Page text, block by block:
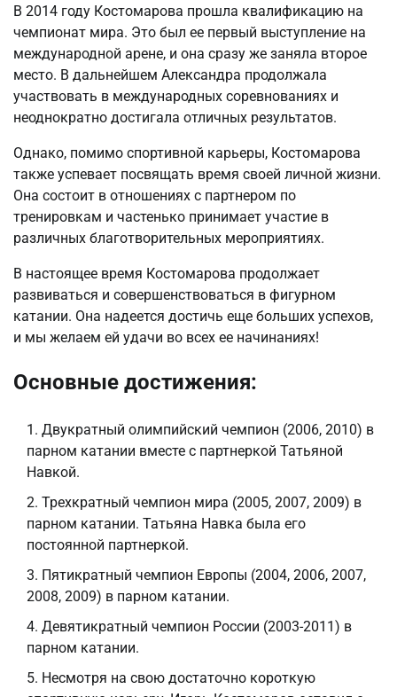
В 2014 году Костомарова прошла квалификацию на
чемпионат мира. Это был ее первый выступление на
международной арене, и она сразу же заняла второе
место. В дальнейшем Александра продолжала
участвовать в международных соревнованиях и
неоднократно достигала отличных результатов.
Однако, помимо спортивной карьеры, Костомарова
также успевает посвящать время своей личной жизни.
Она состоит в отношениях с партнером по
тренировкам и частенько принимает участие в
различных благотворительных мероприятиях.
В настоящее время Костомарова продолжает
развиваться и совершенствоваться в фигурном
катании. Она надеется достичь еще больших успехов,
и мы желаем ей удачи во всех ее начинаниях!
Основные достижения:
Двукратный олимпийский чемпион (2006, 2010) в
парном катании вместе с партнеркой Татьяной
Навкой.
Трехкратный чемпион мира (2005, 2007, 2009) в
парном катании. Татьяна Навка была его
постоянной партнеркой.
Пятикратный чемпион Европы (2004, 2006, 2007,
2008, 2009) в парном катании.
Девятикратный чемпион России (2003-2011) в
парном катании.
Несмотря на свою достаточно короткую